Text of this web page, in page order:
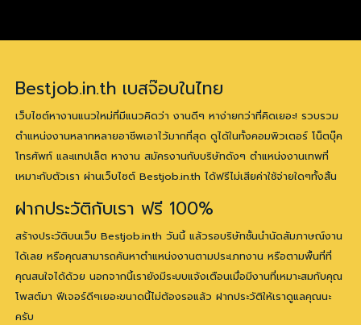
Bestjob.in.th เบสจ๊อบในไทย
เว็บไซต์หางานแนวใหม่ที่มีแนวคิดว่า งานดีๆ หาง่ายกว่าที่คิดเยอะ! รวบรวม
ตำแหน่งงานหลากหลายอาชีพเอาไว้มากที่สุด ดูได้ในทั้งคอมพิวเตอร์ โน็ตบุ๊ค
โทรศัพท์ และแทปเล็ต หางาน สมัครงานกับบริษัทดังๆ ตำแหน่งงานเทพที่
เหมาะกับตัวเรา ผ่านเว็บไซต์ Bestjob.in.th ได้ฟรีไม่เสียค่าใช้จ่ายใดๆทั้งสิ้น
ฝากประวัติกับเรา ฟรี 100%
สร้างประวัติบนเว็บ Bestjob.in.th วันนี้ แล้วรอบริษัทชั้นนำนัดสัมภาษณ์งาน
ได้เลย หรือคุณสามารถค้นหาตำแหน่งงานตามประเภทงาน หรือตามพื้นที่ที่
คุณสนใจได้ด้วย นอกจากนี้เรายังมีระบบแจ้งเตือนเมื่อมีงานที่เหมาะสมกับคุณ
โพสต์มา ฟีเจอร์ดีๆเยอะขนาดนี้ไม่ต้องรอแล้ว ฝากประวัติให้เราดูแลคุณนะ
ครับ